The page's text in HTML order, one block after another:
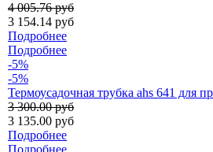
4 005.76 руб
3 154.14 руб
Подробнее
Подробнее
-5%
-5%
Термоусадочная трубка ahs 641 для
3 300.00 руб
3 135.00 руб
Подробнее